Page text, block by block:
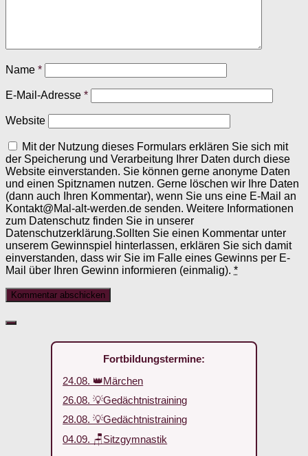
Name *
E-Mail-Adresse *
Website
Mit der Nutzung dieses Formulars erklären Sie sich mit
der Speicherung und Verarbeitung Ihrer Daten durch diese
Website einverstanden. Sie können gerne anonyme Daten
und einen Spitznamen nutzen. Gerne löschen wir Ihre Daten
(dann auch Ihren Kommentar), wenn Sie uns eine E-Mail an
Kontakt@Mal-alt-werden.de senden. Weitere Informationen
zum Datenschutz finden Sie in unserer
Datenschutzerklärung.Sollten Sie einen Kommentar unter
unserem Gewinnspiel hinterlassen, erklären Sie sich damit
einverstanden, dass wir Sie im Falle eines Gewinns per E-
Mail über Ihren Gewinn informieren (einmalig). *
Fortbildungstermine:
24.08. 👑Märchen
26.08. 💡Gedächtnistraining
28.08. 💡Gedächtnistraining
04.09. 🪑Sitzgymnastik